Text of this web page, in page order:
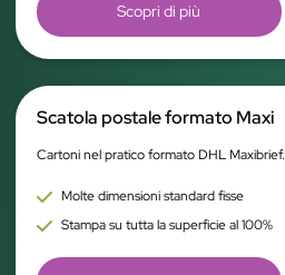
Scopri di più
Scatola postale formato Maxi
Cartoni nel pratico formato DHL Maxibrief.
Molte dimensioni standard fisse
Stampa su tutta la superficie al 100%